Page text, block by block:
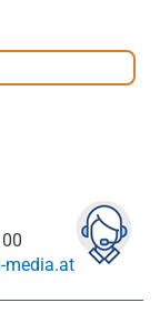
media.at